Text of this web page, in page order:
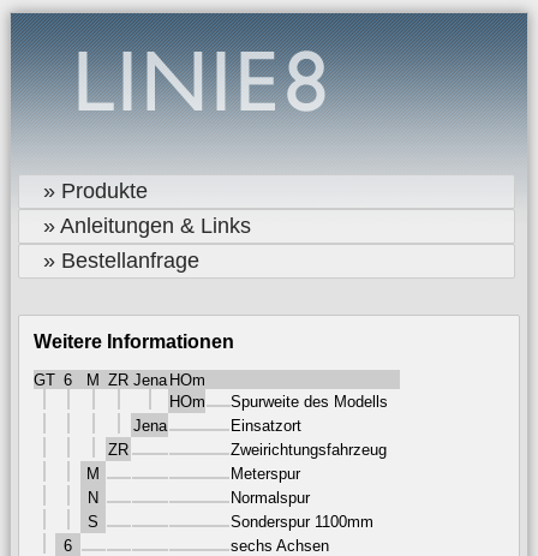
» Produkte
» Anleitungen & Links
» Bestellanfrage
Weitere Informationen
GT 6 M ZR Jena HOm
HOm
Spurweite des Modells
Jena
Einsatzort
ZR
Zweirichtungsfahrzeug
M
Meterspur
N
Normalspur
S
Sonderspur 1100mm
6
sechs Achsen